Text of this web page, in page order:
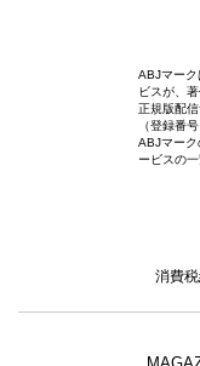
ABJマーク
ビスが、
正規版配
（登録番
ABJマー
ービスの一
消費